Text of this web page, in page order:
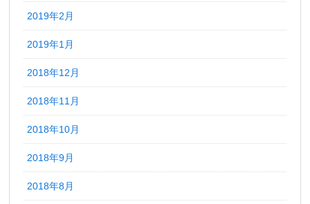
2019年2月
2019年1月
2018年12月
2018年11月
2018年10月
2018年9月
2018年8月